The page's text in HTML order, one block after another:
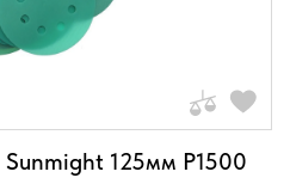
125мм P1500